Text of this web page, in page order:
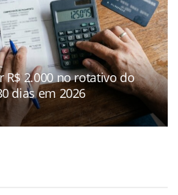
R$ 2.000 no rotativo do
dias em 2026